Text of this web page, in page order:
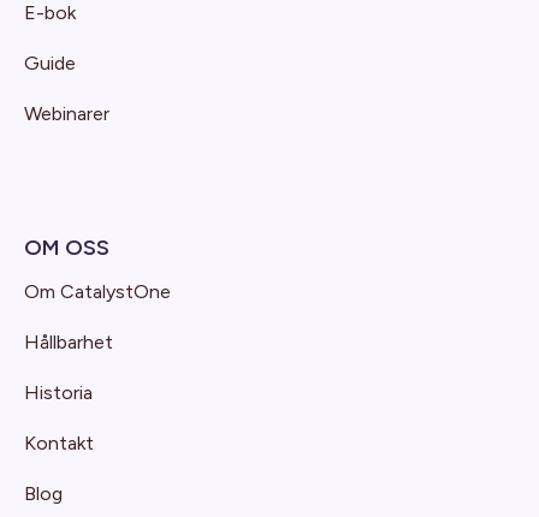
E-bok
Guide
Webinarer
OM OSS
Om CatalystOne
Hållbarhet
Historia
Kontakt
Blog